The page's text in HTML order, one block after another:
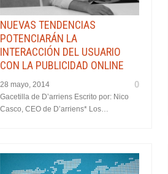
NUEVAS TENDENCIAS
POTENCIARÁN LA
INTERACCIÓN DEL USUARIO
CON LA PUBLICIDAD ONLINE
28 mayo, 2014 0
Gacetilla de D’arriens Escrito por: Nico
Casco, CEO de D’arriens* Los…